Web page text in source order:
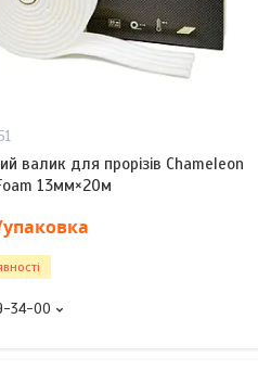
валик для прорізів Chameleon
13мм×20м
упаковка
34-00